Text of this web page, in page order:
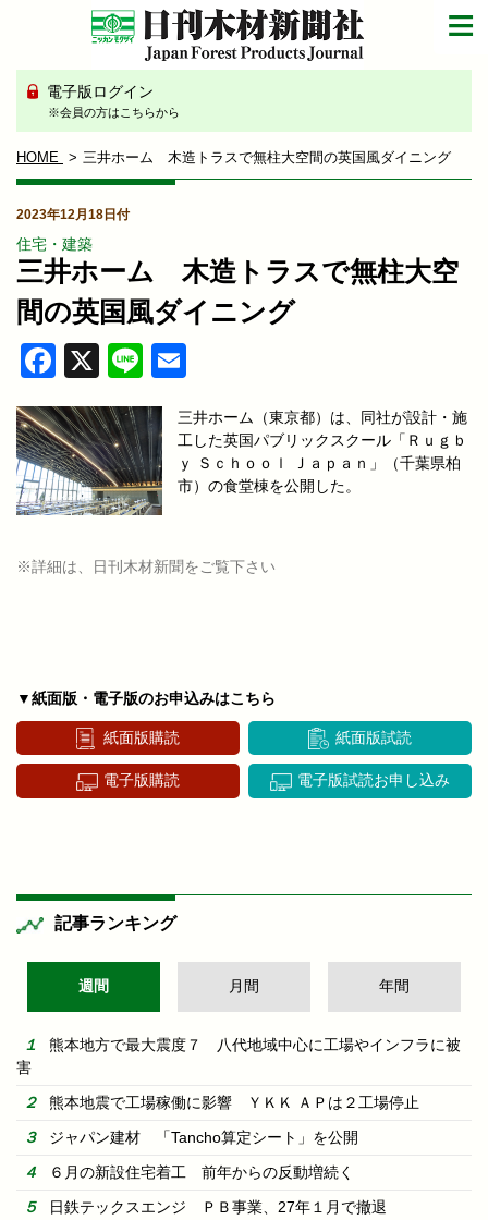
電子版ログイン
※会員の方はこちらから
HOME 三井ホーム 木造トラスで無柱大空間の英国風ダイニング
2023年12月18日付
住宅・建築
三井ホーム 木造トラスで無柱大空
間の英国風ダイニング
Facebook
X Line
三井ホーム（東京都）は、同社が設計・施
工した英国パブリックスクール「Ｒｕｇｂ
ｙ Ｓｃｈｏｏｌ Ｊａｐａｎ」（千葉県柏
市）の食堂棟を公開した。
※詳細は、日刊木材新聞をご覧下さい
▼紙面版・電子版のお申込みはこちら
紙面版購読 紙面版試読
電子版購読 電子版試読お申し込み
記事ランキング
週間 月間 年間
熊本地方で最大震度７ 八代地域中心に工場やインフラに被
害
熊本地震で工場稼働に影響 ＹＫＫ ＡＰは２工場停止
ジャパン建材 「Tancho算定シート」を公開
６月の新設住宅着工 前年からの反動増続く
日鉄テックスエンジ ＰＢ事業、27年１月で撤退